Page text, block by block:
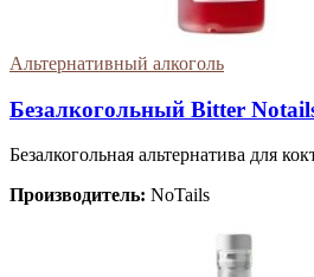
Альтернативный алкоголь
Безалкогольный Bitter
Безалкогольная альтернатива для
Производитель: NoTails